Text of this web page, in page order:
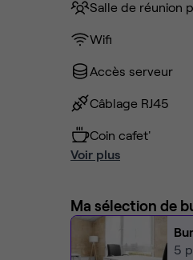
Salle de réunion
Wifi
Accès serveur
Câblage RJ45
Coin cafet'
Voir plus
Ma sélection de
5